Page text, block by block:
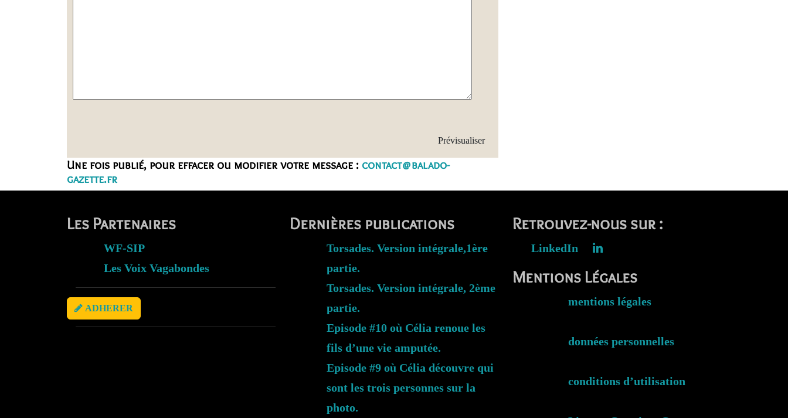
Une fois publié, pour effacer ou modifier votre message : contact@balado-
gazette.fr
Les Partenaires
WF-SIP
Les Voix Vagabondes
ADHERER
Dernières publications
Torsades. Version intégrale,1ère
partie.
Torsades. Version intégrale, 2ème
partie.
Episode #10 où Célia renoue les
fils d’une vie amputée.
Episode #9 où Célia découvre qui
sont les trois personnes sur la
photo.
Retrouvez-nous sur :
LinkedIn
Mentions Légales
mentions légales
données personnelles
conditions d’utilisation